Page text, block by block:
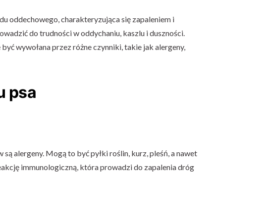
oddechowego, charakteryzująca się zapaleniem i
do trudności w oddychaniu, kaszlu i duszności.
wywołana przez różne czynniki, takie jak alergeny,
psa
są alergeny. Mogą to być pyłki roślin, kurz, pleśń, a nawet
immunologiczną, która prowadzi do zapalenia dróg